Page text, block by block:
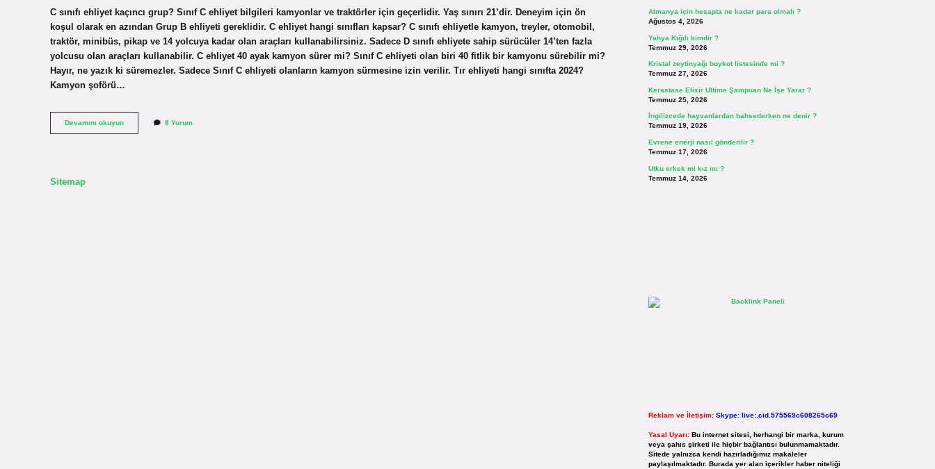
C sınıfı ehliyet kaçıncı grup? Sınıf C ehliyet bilgileri kamyonlar ve traktörler için geçerlidir. Yaş sınırı 21’dir. Deneyim için ön
koşul olarak en azından Grup B ehliyeti gereklidir. C ehliyet hangi sınıfları kapsar? C sınıfı ehliyetle kamyon, treyler, otomobil,
traktör, minibüs, pikap ve 14 yolcuya kadar olan araçları kullanabilirsiniz. Sadece D sınıfı ehliyete sahip sürücüler 14’ten fazla
yolcusu olan araçları kullanabilir. C ehliyet 40 ayak kamyon sürer mi? Sınıf C ehliyeti olan biri 40 fitlik bir kamyonu sürebilir mi?
Hayır, ne yazık ki süremezler. Sadece Sınıf C ehliyeti olanların kamyon sürmesine izin verilir. Tır ehliyeti hangi sınıfta 2024?
Kamyon şoförü…
Devamını okuyunC
Sınıfı
8 Yorum
Sitemap
Almanya için hesapta ne kadar para olmalı ?
Ağustos 4, 2026
Yahya Kığılı kimdir ?
Temmuz 29, 2026
Kristal zeytinyağı boykot listesinde mi ?
Temmuz 27, 2026
Kerastase Elixir Ultime Şampuan Ne İşe Yarar ?
Temmuz 25, 2026
İngilizcede hayvanlardan bahsederken ne denir ?
Temmuz 19, 2026
Evrene enerji nasıl gönderilir ?
Temmuz 17, 2026
Utku erkek mi kız mı ?
Temmuz 14, 2026
Reklam ve İletişim: Skype: live:.cid.575569c608265c69
Yasal Uyarı: Bu internet sitesi, herhangi bir marka, kurum
veya şahıs şirketi ile hiçbir bağlantısı bulunmamaktadır.
Sitede yalnızca kendi hazırladığımız makaleler
paylaşılmaktadır. Burada yer alan içerikler haber niteliği